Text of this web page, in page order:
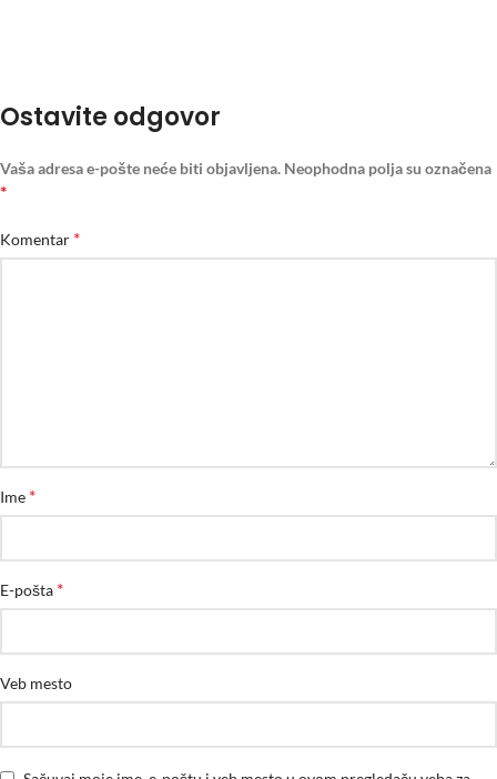
Ostavite odgovor
Vaša adresa e-pošte neće biti objavljena. Neophodna polja su označena
*
Komentar *
Ime *
E-pošta *
Veb mesto